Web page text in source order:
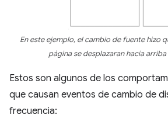
En este ejemplo, el cambio de fuente hizo
página se desplazaran hacia
Estos son algunos de los
que causan eventos de cambio de
frecuencia: